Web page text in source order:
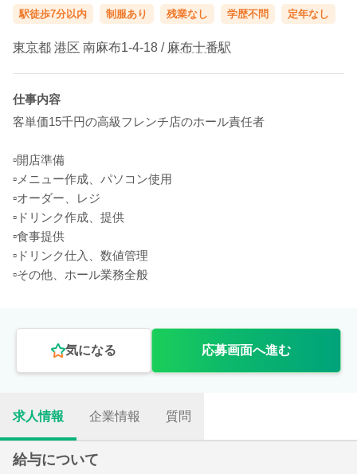
駅徒歩7分以内 制服あり 残業なし 学歴不問 定年なし
東京都 港区 南麻布1-4-18 / 麻布十番駅
仕事内容
客単価15千円の高級フレンチ店のホール責任者
▫️開店準備
▫️メニュー作成、パソコン使用
▫️オーダー、レジ
▫️ドリンク作成、提供
▫️食事提供
▫️ドリンク仕入、数値管理
▫️その他、ホール業務全般
気になる 応募画面へ進む
求人情報 企業情報 質問
給与について